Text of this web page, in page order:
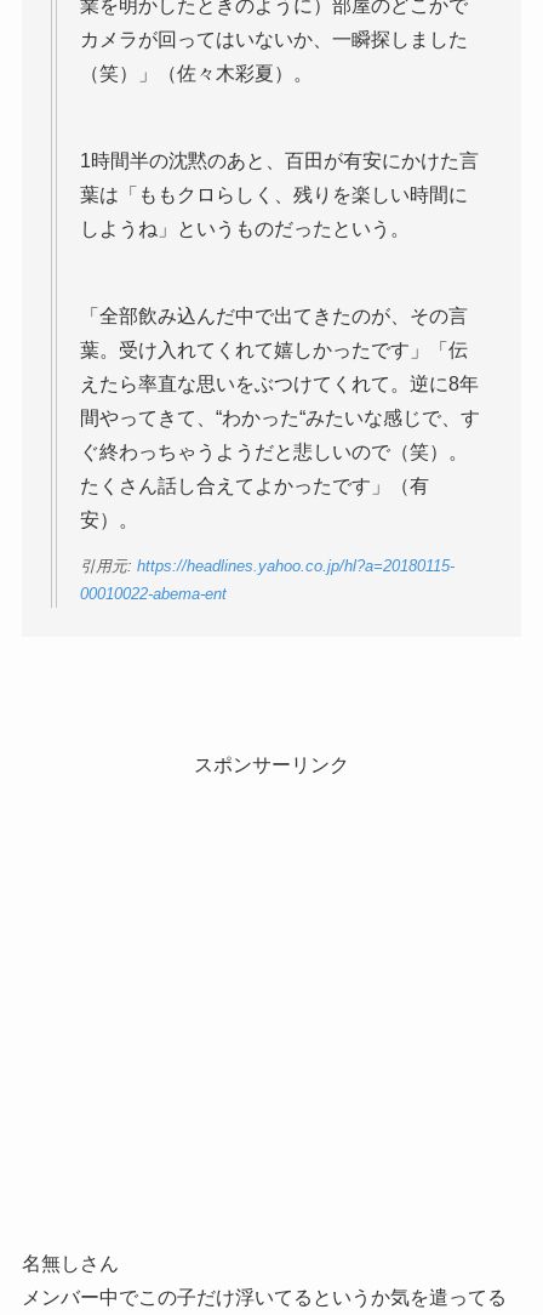
業を明かしたときのように）部屋のどこかで
カメラが回ってはいないか、一瞬探しました
（笑）」（佐々木彩夏）。
1時間半の沈黙のあと、百田が有安にかけた言
葉は「ももクロらしく、残りを楽しい時間に
しようね」というものだったという。
「全部飲み込んだ中で出てきたのが、その言
葉。受け入れてくれて嬉しかったです」「伝
えたら率直な思いをぶつけてくれて。逆に8年
間やってきて、“わかった“みたいな感じで、す
ぐ終わっちゃうようだと悲しいので（笑）。
たくさん話し合えてよかったです」（有
安）。
引用元: https://headlines.yahoo.co.jp/hl?a=20180115-
00010022-abema-ent
スポンサーリンク
名無しさん
メンバー中でこの子だけ浮いてるというか気を遣ってる